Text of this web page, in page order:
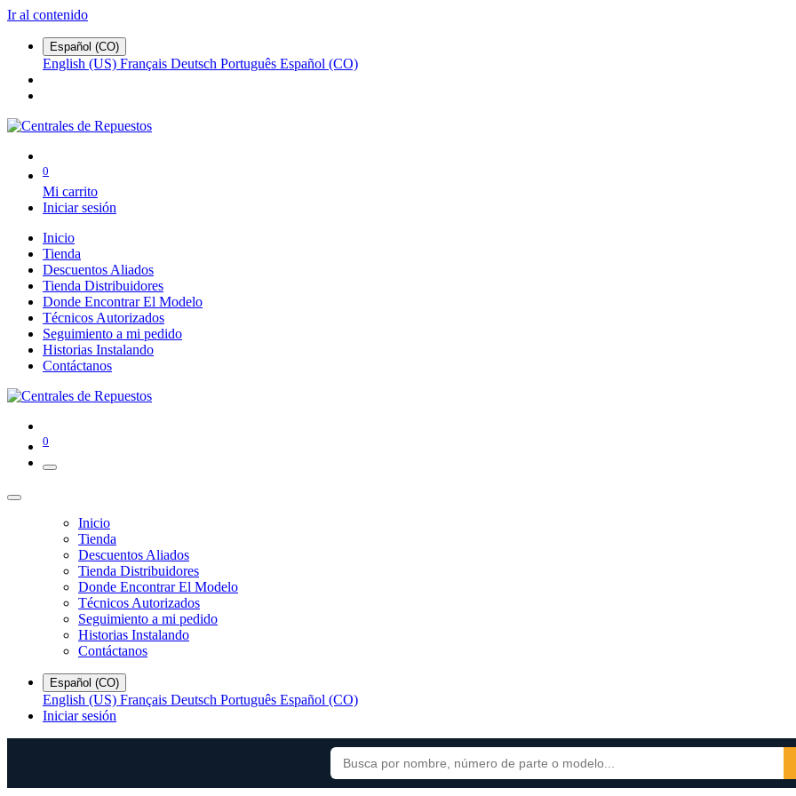
Ir al contenido
Español (CO)
English (US) Français Deutsch Português Español (CO)
0
Mi carrito
Iniciar sesión
Inicio
Tienda
Descuentos Aliados
Tienda Distribuidores
Donde Encontrar El Modelo
Técnicos Autorizados
Seguimiento a mi pedido
Historias Instalando
Contáctanos
0
Inicio
Tienda
Descuentos Aliados
Tienda Distribuidores
Donde Encontrar El Modelo
Técnicos Autorizados
Seguimiento a mi pedido
Historias Instalando
Contáctanos
Español (CO)
English (US) Français Deutsch Português Español (CO)
Iniciar sesión